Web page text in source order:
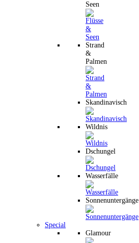
Seen
Strand
&
Palmen
Skandinavisch
Wildnis
Dschungel
Wasserfälle
Sonnenuntergänge
Special
Glamour